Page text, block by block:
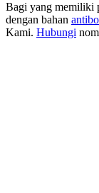
Bagi yang memiliki
dengan bahan
Kami. Hubungi